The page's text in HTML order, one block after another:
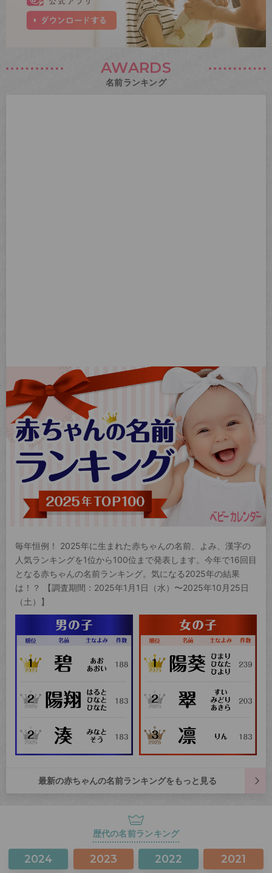
AWARDS
名前ランキング
毎年恒例！ 2025年に生まれた赤ちゃんの名前、よみ、漢字の
人気ランキングを1位から100位まで発表します。今年で16回目
となる赤ちゃんの名前ランキング。気になる2025年の結果
は！？ 【調査期間：2025年1月1日（水）〜2025年10月25日
（土）】
最新の赤ちゃんの名前ランキングをもっと見る
歴代の名前ランキング
2024 2023 2022 2021